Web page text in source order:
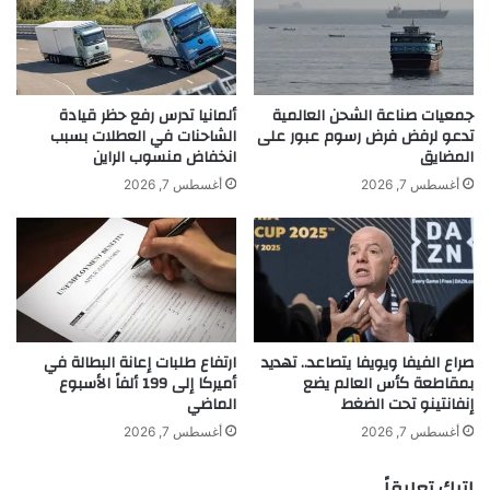
الدولية”، وفقاً لما ذكرته هيئة الإذاعة البريطانية
(BBC)
khabar3ajeldubai.com — زلزال في سوق العملات
المشفرة.. كشف هوية الملياردير وراء احتيال بـ14 مليار دولار
ي
م
إ
ن
ت
ج
ش
ر
ك
r
a
b
s
ط
ي
ة
م
ت
ف
ئ
ل
ة
ب
ت
و
ص
ل
جمعيات صناعة الشحن العالمية
تدعو لرفض فرض رسوم عبور على
المضايق
أغسطس 7, 2026
ألمانيا تدرس رفع حظر قيادة
الشاحنات في العطلات بسبب
انخفاض منسوب الراين
أغسطس 7, 2026
صراع الفيفا ويويفا يتصاعد.. تهديد
بمقاطعة كأس العالم يضع
إنفانتينو تحت الضغط
أغسطس 7, 2026
ارتفاع طلبات إعانة البطالة في
أميركا إلى 199 ألفاً الأسبوع
الماضي
أغسطس 7, 2026